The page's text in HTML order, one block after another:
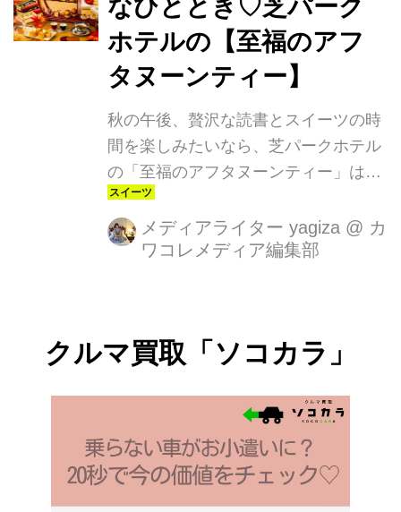
なひととき♡芝パーク
ホテルの【至福のアフ
タヌーンティー】
秋の午後、贅沢な読書とスイーツの時
間を楽しみたいなら、芝パークホテル
の「至福のアフタヌーンティー」はい
かがでしょうか？ ここでは、1,500冊
もの本と、和洋中のスイーツを堪能で
きる特別なアフタヌーンティーが待っ
メディアライター yagiza @ カ
ワコレメディア編集部
クルマ買取「ソコカラ」